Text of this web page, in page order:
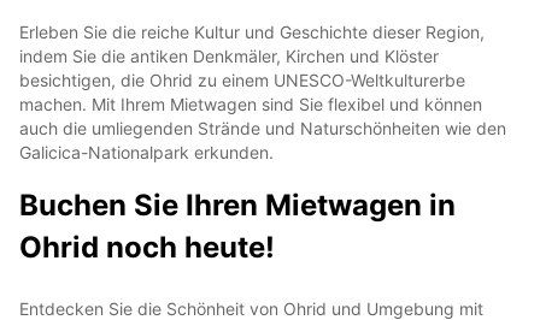
Erleben Sie die reiche Kultur und Geschichte dieser Region,
indem Sie die antiken Denkmäler, Kirchen und Klöster
besichtigen, die Ohrid zu einem UNESCO-Weltkulturerbe
machen. Mit Ihrem Mietwagen sind Sie flexibel und können
auch die umliegenden Strände und Naturschönheiten wie den
Galicica-Nationalpark erkunden.
Buchen Sie Ihren Mietwagen in
Ohrid noch heute!
Entdecken Sie die Schönheit von Ohrid und Umgebung mit